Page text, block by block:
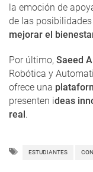
la emoción de
de las
mejorar el
Por último, Saeed
Robótica y
ofrece una
presenten ideas
real.
ESTUDIANTES